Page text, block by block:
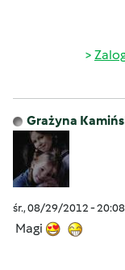
Grażyna
śr., 08/29/2012 - 20:08
Magi